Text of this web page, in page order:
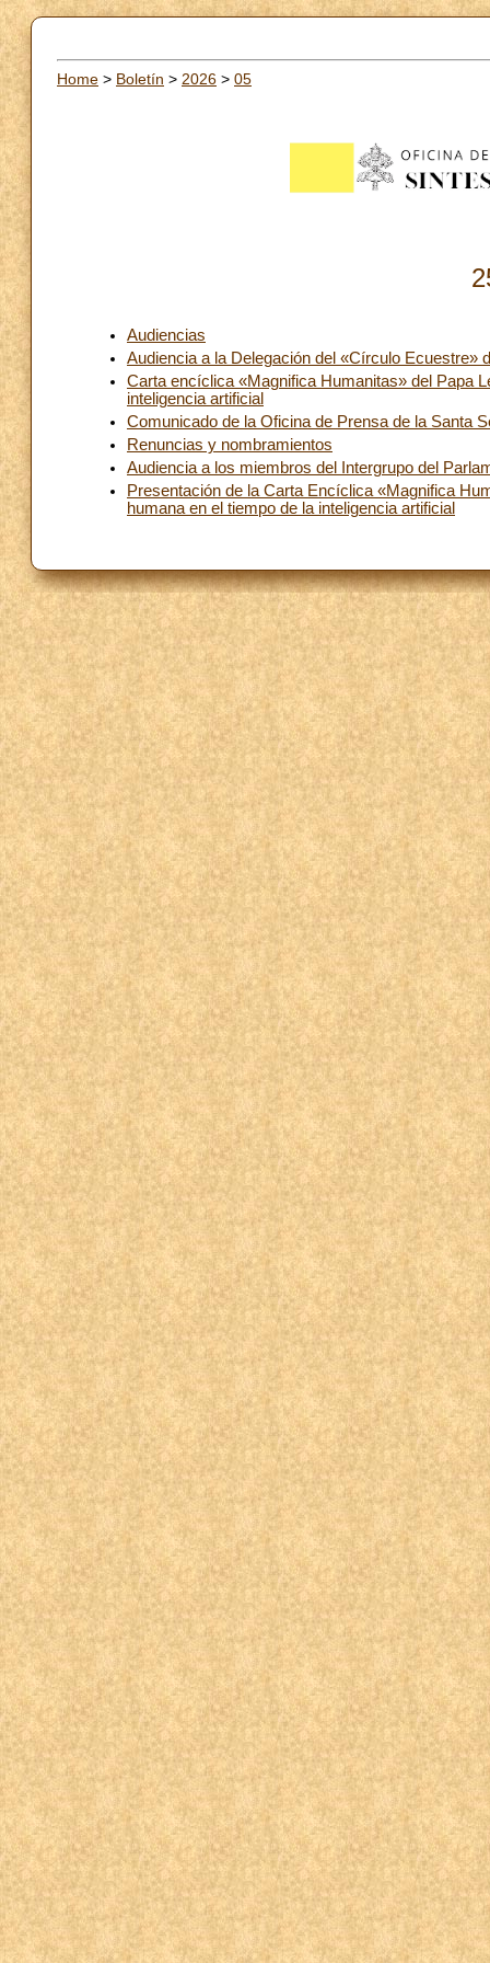
Home > Boletín > 2026 > 05
Audiencias
Audiencia a la Delegación del «Círculo Ecuestre»
Carta encíclica «Magnifica Humanitas» del Papa
inteligencia artificial
Comunicado de la Oficina de Prensa de la Santa
Renuncias y nombramientos
Audiencia a los miembros del Intergrupo del
Presentación de la Carta Encíclica «Magnifica
humana en el tiempo de la inteligencia artificial